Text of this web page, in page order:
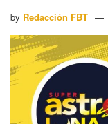
by Redacción FBT